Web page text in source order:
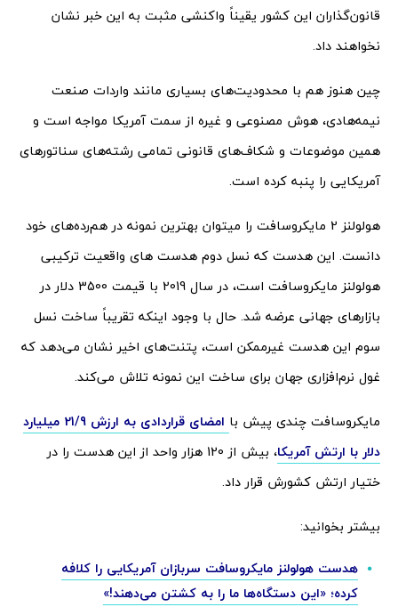
قانون‌گذاران این کشور یقیناً واکنشی مثبت به این خبر نشان
نخواهند داد.
چین هنوز هم با محدودیت‌های بسیاری مانند واردات صنعت
نیمه‌هادی، هوش مصنوعی و غیره از سمت آمریکا مواجه است و
همین موضوعات و شکاف‌های قانونی تمامی رشته‌های سناتورهای
آمریکایی را پنبه کرده است.
هولولنز 2 مایکروسافت را میتوان بهترین نمونه در هم‌رده‌های خود
دانست. این هدست که نسل دوم هدست های واقعیت ترکیبی
هولولنز مایکروسافت است، در سال 2019 با قیمت 3500 دلار در
بازارهای جهانی عرضه شد. حال با وجود اینکه تقریباً ساخت نسل
سوم این هدست غیرممکن است، پتنت‌های اخیر نشان می‌دهد که
غول نرم‌افزاری جهان برای ساخت این نمونه تلاش می‌کند.
مایکروسافت چندی پیش با
امضای قراردادی به ارزش 21/9 میلیارد
دلار با ارتش آمریکا
، بیش از 120 هزار واحد از این هدست را در
ختیار ارتش کشورش قرار داد.
بیشتر بخوانید:
هدست هولولنز مایکروسافت سربازان آمریکایی را کلافه
کرده؛ «این دستگاه‌ها ما را به کشتن می‌دهند!»